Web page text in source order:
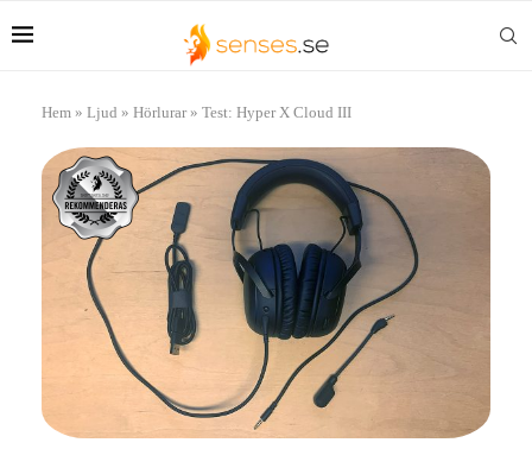
Hem » Ljud » Hörlurar» Test: Hyper X Cloud III